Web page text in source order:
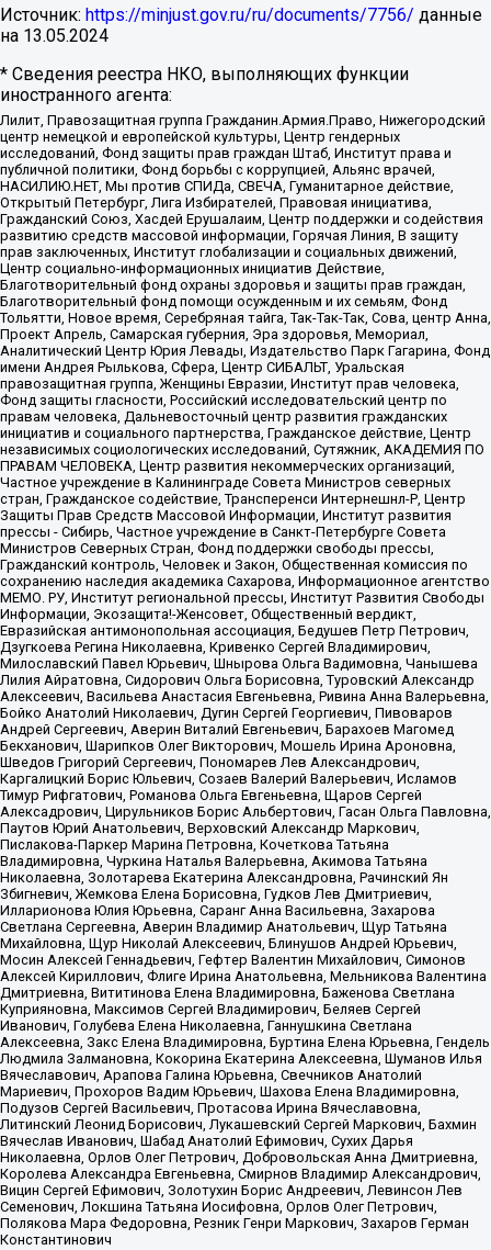
Источник: https://minjust.gov.ru/ru/documents/7756/ данные
на 13.05.2024
* Сведения реестра НКО, выполняющих функции
иностранного агента:
Лилит, Правозащитная группа Гражданин.Армия.Право, Нижегородский
центр немецкой и европейской культуры, Центр гендерных
исследований, Фонд защиты прав граждан Штаб, Институт права и
публичной политики, Фонд борьбы с коррупцией, Альянс врачей,
НАСИЛИЮ.НЕТ, Мы против СПИДа, СВЕЧА, Гуманитарное действие,
Открытый Петербург, Лига Избирателей, Правовая инициатива,
Гражданский Союз, Хасдей Ерушалаим, Центр поддержки и содействия
развитию средств массовой информации, Горячая Линия, В защиту
прав заключенных, Институт глобализации и социальных движений,
Центр социально-информационных инициатив Действие,
Благотворительный фонд охраны здоровья и защиты прав граждан,
Благотворительный фонд помощи осужденным и их семьям, Фонд
Тольятти, Новое время, Серебряная тайга, Так-Так-Так, Сова, центр Анна,
Проект Апрель, Самарская губерния, Эра здоровья, Мемориал,
Аналитический Центр Юрия Левады, Издательство Парк Гагарина, Фонд
имени Андрея Рылькова, Сфера, Центр СИБАЛЬТ, Уральская
правозащитная группа, Женщины Евразии, Институт прав человека,
Фонд защиты гласности, Российский исследовательский центр по
правам человека, Дальневосточный центр развития гражданских
инициатив и социального партнерства, Гражданское действие, Центр
независимых социологических исследований, Сутяжник, АКАДЕМИЯ ПО
ПРАВАМ ЧЕЛОВЕКА, Центр развития некоммерческих организаций,
Частное учреждение в Калининграде Совета Министров северных
стран, Гражданское содействие, Трансперенси Интернешнл-Р, Центр
Защиты Прав Средств Массовой Информации, Институт развития
прессы - Сибирь, Частное учреждение в Санкт-Петербурге Совета
Министров Северных Стран, Фонд поддержки свободы прессы,
Гражданский контроль, Человек и Закон, Общественная комиссия по
сохранению наследия академика Сахарова, Информационное агентство
МЕМО. РУ, Институт региональной прессы, Институт Развития Свободы
Информации, Экозащита!-Женсовет, Общественный вердикт,
Евразийская антимонопольная ассоциация, Бедушев Петр Петрович,
Дзугкоева Регина Николаевна, Кривенко Сергей Владимирович,
Милославский Павел Юрьевич, Шнырова Ольга Вадимовна, Чанышева
Лилия Айратовна, Сидорович Ольга Борисовна, Туровский Александр
Алексеевич, Васильева Анастасия Евгеньевна, Ривина Анна Валерьевна,
Бойко Анатолий Николаевич, Дугин Сергей Георгиевич, Пивоваров
Андрей Сергеевич, Аверин Виталий Евгеньевич, Барахоев Магомед
Бекханович, Шарипков Олег Викторович, Мошель Ирина Ароновна,
Шведов Григорий Сергеевич, Пономарев Лев Александрович,
Каргалицкий Борис Юльевич, Созаев Валерий Валерьевич, Исламов
Тимур Рифгатович, Романова Ольга Евгеньевна, Щаров Сергей
Алексадрович, Цирульников Борис Альбертович, Гасан Ольга Павловна,
Паутов Юрий Анатольевич, Верховский Александр Маркович,
Пислакова-Паркер Марина Петровна, Кочеткова Татьяна
Владимировна, Чуркина Наталья Валерьевна, Акимова Татьяна
Николаевна, Золотарева Екатерина Александровна, Рачинский Ян
Збигневич, Жемкова Елена Борисовна, Гудков Лев Дмитриевич,
Илларионова Юлия Юрьевна, Саранг Анна Васильевна, Захарова
Светлана Сергеевна, Аверин Владимир Анатольевич, Щур Татьяна
Михайловна, Щур Николай Алексеевич, Блинушов Андрей Юрьевич,
Мосин Алексей Геннадьевич, Гефтер Валентин Михайлович, Симонов
Алексей Кириллович, Флиге Ирина Анатольевна, Мельникова Валентина
Дмитриевна, Вититинова Елена Владимировна, Баженова Светлана
Куприяновна, Максимов Сергей Владимирович, Беляев Сергей
Иванович, Голубева Елена Николаевна, Ганнушкина Светлана
Алексеевна, Закс Елена Владимировна, Буртина Елена Юрьевна, Гендель
Людмила Залмановна, Кокорина Екатерина Алексеевна, Шуманов Илья
Вячеславович, Арапова Галина Юрьевна, Свечников Анатолий
Мариевич, Прохоров Вадим Юрьевич, Шахова Елена Владимировна,
Подузов Сергей Васильевич, Протасова Ирина Вячеславовна,
Литинский Леонид Борисович, Лукашевский Сергей Маркович, Бахмин
Вячеслав Иванович, Шабад Анатолий Ефимович, Сухих Дарья
Николаевна, Орлов Олег Петрович, Добровольская Анна Дмитриевна,
Королева Александра Евгеньевна, Смирнов Владимир Александрович,
Вицин Сергей Ефимович, Золотухин Борис Андреевич, Левинсон Лев
Семенович, Локшина Татьяна Иосифовна, Орлов Олег Петрович,
Полякова Мара Федоровна, Резник Генри Маркович, Захаров Герман
Константинович